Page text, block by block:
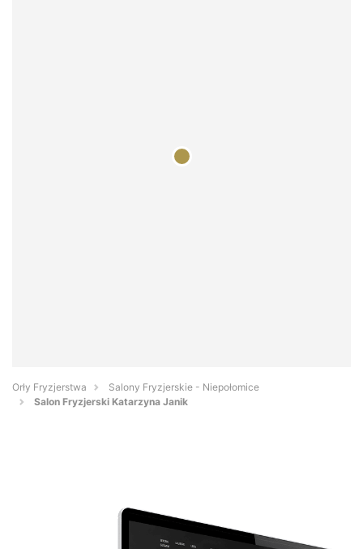
Orły Fryzjerstwa
Salony Fryzjerskie - Niepołomice
Salon Fryzjerski Katarzyna Janik